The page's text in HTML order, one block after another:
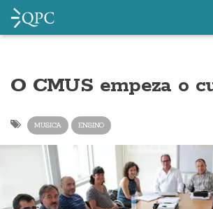
O CMUS empeza o
MUSICA ENSINO